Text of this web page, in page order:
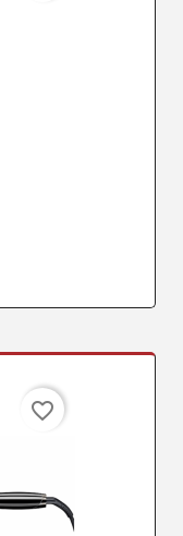
favorite_border